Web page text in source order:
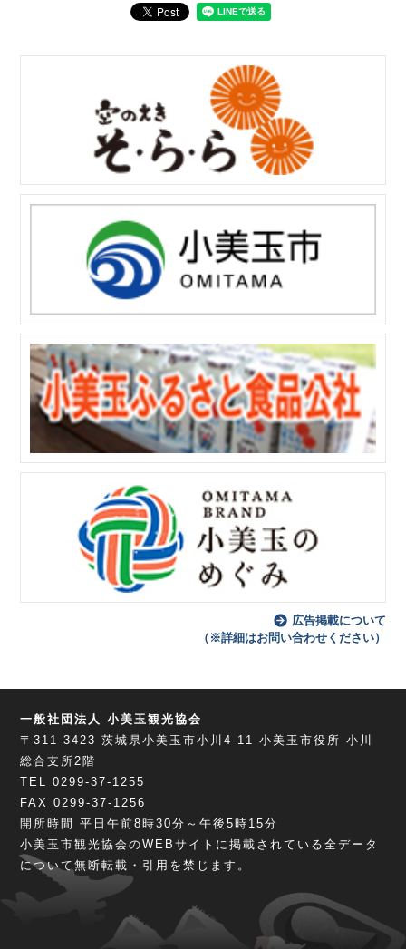
広告掲載について
（※詳細はお問い合わせください）
一般社団法人 小美玉観光協会
〒311-3423茨城県小美玉市小川4-11 小美玉市役所 小川
総合支所2階
TEL 0299-37-1255
FAX 0299-37-1256
開所時間 平日午前8時30分～午後5時15分
小美玉市観光協会のWEBサイトに掲載されている全データ
について無断転載・引用を禁じます。